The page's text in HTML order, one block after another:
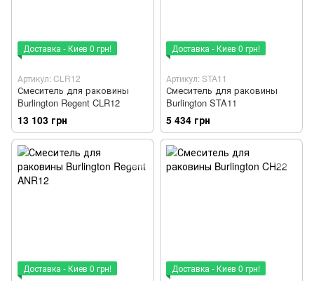
Доставка - Киев 0 грн!
Артикул: CLR12
Смеситель для раковины
Burlington Regent CLR12
13 103 грн
Доставка - Киев 0 грн!
Артикул: STA11
Смеситель для раковины
Burlington STA11
5 434 грн
Доставка - Киев 0 грн! Доставка - Киев 0 грн!